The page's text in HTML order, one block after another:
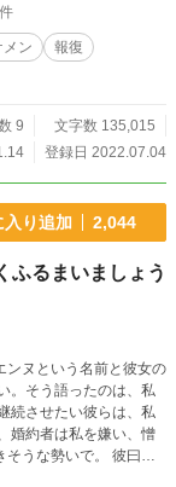
メン
報復
9
文字数 135,015
登録日 2022.07.04
入り追加 2,044
ふるまいましょう
ンヌという名前と彼女の
。そう語ったのは、私
続させたい彼らは、私
婚約者は私を嫌い、憎
そうな勢いで。 彼曰
なく、いじめられたと